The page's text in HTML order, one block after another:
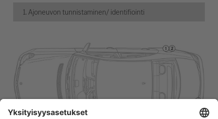
1. Ajoneuvon tunnistaminen/ identifiointi